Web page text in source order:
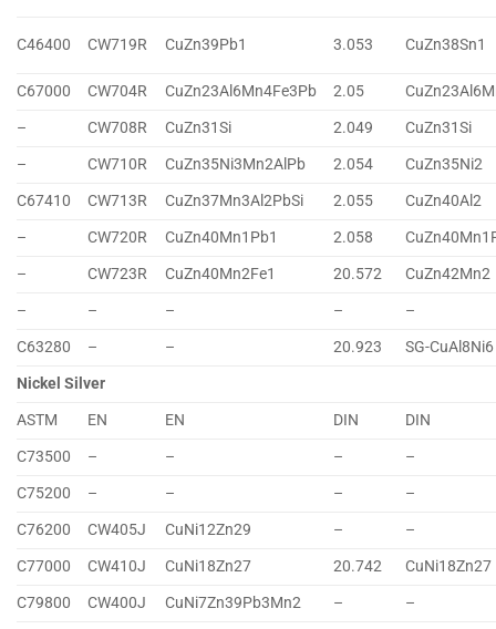
C46400 CW719R CuZn39Pb1 3.053 CuZn38Sn1
C67000 CW704R CuZn23Al6Mn4Fe3Pb 2.05
–
CW708R CuZn31Si 2.049
CuZn31Si
–
CW710R CuZn35Ni3Mn2AlPb 2.054
CuZn35Ni2
C67410
CW713R CuZn37Mn3Al2PbSi 2.055
CuZn40Al2
–
CW720R CuZn40Mn1Pb1 2.058
–
CW723R CuZn40Mn2Fe1 20.572
CuZn42Mn2
–
– – –
–
C63280
– – 20.923
SG-CuAl8Ni6
Nickel Silver
ASTM
EN EN DIN
DIN
C73500
– – –
–
C75200
– – –
–
C76200
CW405J CuNi12Zn29 –
–
C77000
CW410J CuNi18Zn27 20.742
CuNi18Zn27
C79800
CW400J CuNi7Zn39Pb3Mn2 –
–